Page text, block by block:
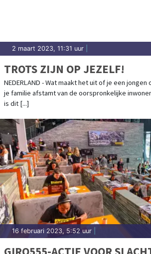
2 maart 2023, 11:31 uur
TROTS ZIJN OP JEZELF!
NEDERLAND - Wat maakt het uit of je een jongen
je familie afstamt van de oorspronkelijke
is dit [...]
16 februari 2023, 5:52 uur
GIRO555-ACTIE VOOR